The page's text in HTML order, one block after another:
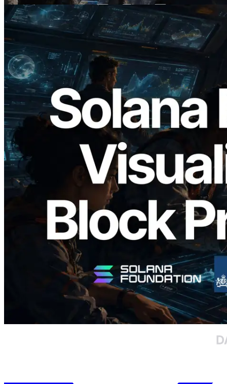
2026.05.24
Validators Solutions veröffentlicht Solana
Block Analyzer – Visualisierung der
Blockproduktionszeit pro Slot und der
zugewiesenen Validatoren
Lesen Sie diesen Artikel